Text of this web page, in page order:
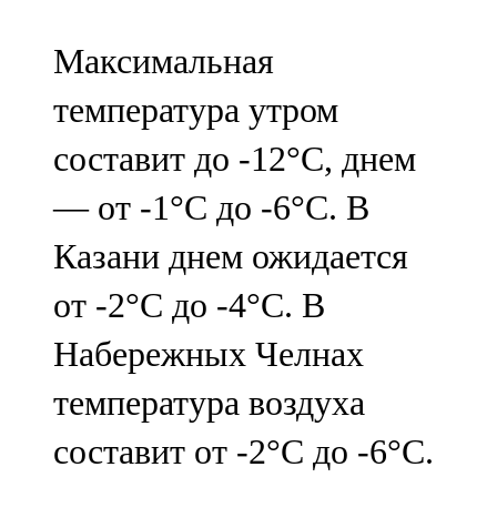
Түбән Кама
102,6 FM
Чирмешән
107,7 FM
Чистай
103,0 FM
Чүпрәле
91,0 FM
Шәмәрдән
Максимальная
температура утром
составит до -12°С, днем
— от -1°С до -6°С. В
Казани днем ожидается
от -2°С до -4°С. В
Набережных Челнах
температура воздуха
составит от -2°С до -6°С.